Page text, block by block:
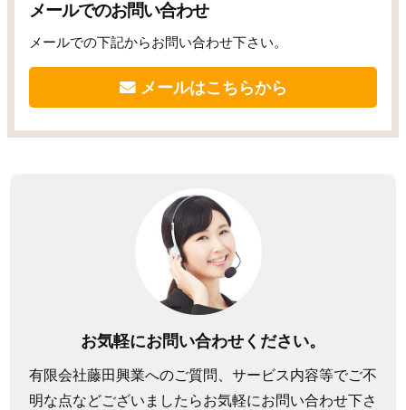
メールでのお問い合わせ
メールでの下記からお問い合わせ下さい。
メールはこちらから
お気軽にお問い合わせください。
有限会社藤田興業へのご質問、サービス内容等でご不
明な点などございましたらお気軽にお問い合わせ下さ